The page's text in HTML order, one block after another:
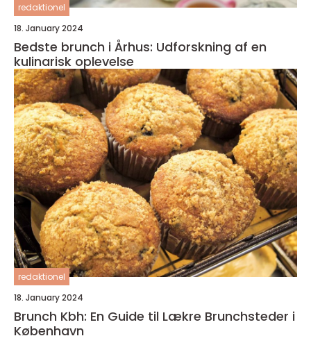
redaktionel
18. January 2024
Bedste brunch i Århus: Udforskning af en
kulinarisk oplevelse
redaktionel
18. January 2024
Brunch Kbh: En Guide til Lækre Brunchsteder i
København